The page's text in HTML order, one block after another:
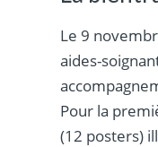
Le 9
aides-
Pour la
(12 posters)